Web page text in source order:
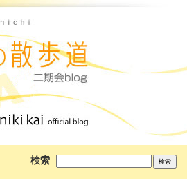
検索
を